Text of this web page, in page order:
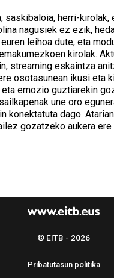
saskibaloia, herri-kirolak,
nagusiek ez ezik,
leihoa dute, eta
kirolak.
streaming eskaintza
osotasunean ikusi eta
emozio guztiarekin
une oro
konektatuta dago.
gozatzeko aukera ere
© EITB - 2026
Pribatutasun politika